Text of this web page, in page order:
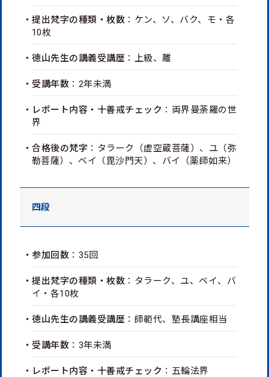
・提出梵字の種類・枚数 ：ケン、ソ、バク、モ・各
10枚
・徳山先生の講義受講歴 ：上級、離
・受講年数 ：2年未満
・レポート内容・十善戒チェック ：両界曼荼羅の世
界
・合格後の梵字 ：タラーク（虚空蔵菩薩）、ユ（弥
勒菩薩）、ベイ（毘沙門天）、バイ（薬師如来）
四段
・参加回数 ：35回
・提出梵字の種類・枚数 ：タラーク、ユ、ベイ、バ
イ・各10枚
・徳山先生の講義受講歴 ：師範代、塾長講座相当
・受講年数 ：3年未満
・レポート内容・十善戒チェック ：五輪法界